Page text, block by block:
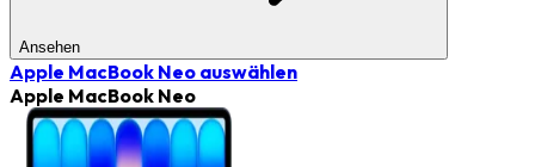
Ansehen
Apple MacBook Neo auswählen
Apple MacBook Neo